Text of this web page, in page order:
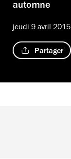
automne
jeudi 9 avril 2015
Partager